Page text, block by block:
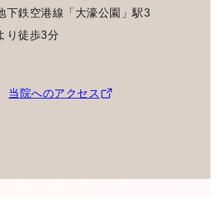
下鉄空港線「大濠公園」駅3
り徒歩3分
当院へのアクセス